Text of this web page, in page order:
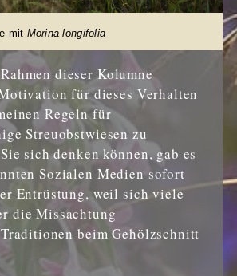
mit Morina longifolia
dieser Kolumne
für dieses Verhalten
Regeln für
Streuobstwiesen zu
sich denken können, gab es
Sozialen Medien sofort
Entrüstung, weil sich viele
die Missachtung
beim Gehölzschnitt